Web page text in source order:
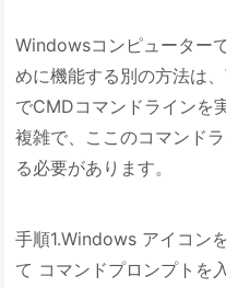
Windowsコンピューター
めに機能する別の方法は
でCMDコマンドラインを
複雑で、ここのコマンド
る必要があります。
手順1.Windows アイコン
て コマンドプロンプトを